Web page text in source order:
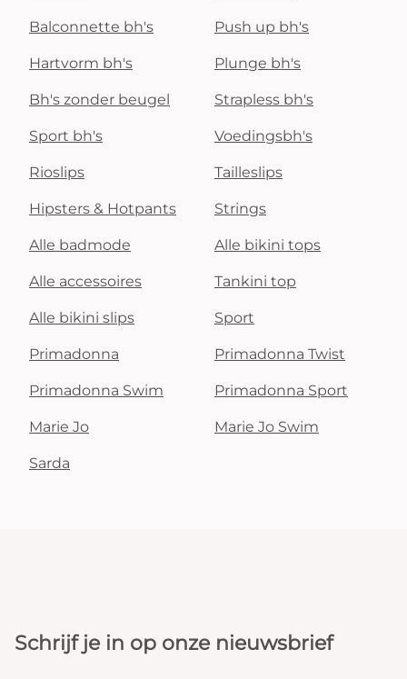
Balconnette bh's Push up bh's
Hartvorm bh's Plunge bh's
Bh's zonder beugel Strapless bh's
Sport bh's Voedingsbh's
Rioslips Tailleslips
Hipsters & Hotpants Strings
Alle badmode Alle bikini tops
Alle accessoires Tankini top
Alle bikini slips Sport
Primadonna Primadonna Twist
Primadonna Swim Primadonna Sport
Marie Jo Marie Jo Swim
Sarda
Schrijf je in op onze nieuwsbrief